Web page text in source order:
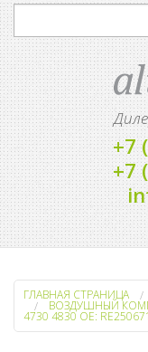
+7
+7
ГЛАВНАЯ СТРАНИЦА
ВОЗДУШНЫЙ
4730 4830 OE: RE250671